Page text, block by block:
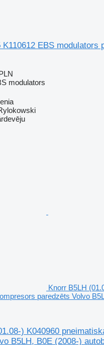
K110612 EBS modulators
modulators
Knorr B5LH
paredzēts Volvo
) K040960
B5LH, B0E (2008-)